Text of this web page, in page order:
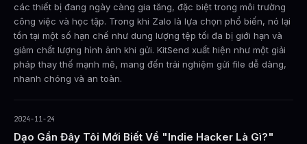
các thiết bị đang ngày càng gia tăng, đặc biệt trong môi trường
công việc và học tập. Trong khi Zalo là lựa chọn phổ biến, nó lại
tồn tại một số hạn chế như dung lượng tệp tối đa bị giới hạn và
giảm chất lượng hình ảnh khi gửi. KitSend xuất hiện như một giải
pháp thay thế mạnh mẽ, mang đến trải nghiệm gửi file dễ dàng,
nhanh chóng và an toàn.
2024-11-24
Dạo Gần Đây Tôi Mới Biết Về "Indie Hacker Là Gì?"